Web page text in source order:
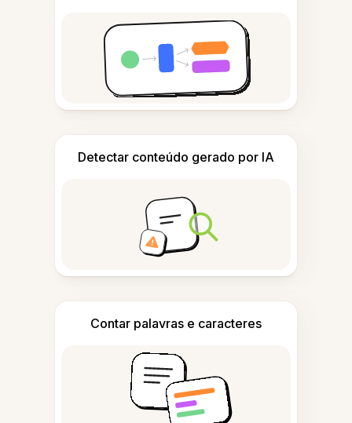
Detectar conteúdo gerado por IA
Contar palavras e caracteres